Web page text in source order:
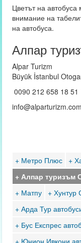
Цветът на
внимание на
на автобуса.
Алпар
Alpar Turizm
Büyük İstanbul
0090 212 658 18 51
+ Метро Плюс
+
+ Алпар туризъм
+ Матпу
+ Хунтур
+ Арда Тур
+ Бус Експрес
+ Юнион Ивкони